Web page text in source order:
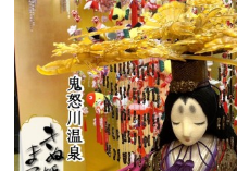
〈東武鉄道〉こども制服体験（
点灯時間：17：30～21：00